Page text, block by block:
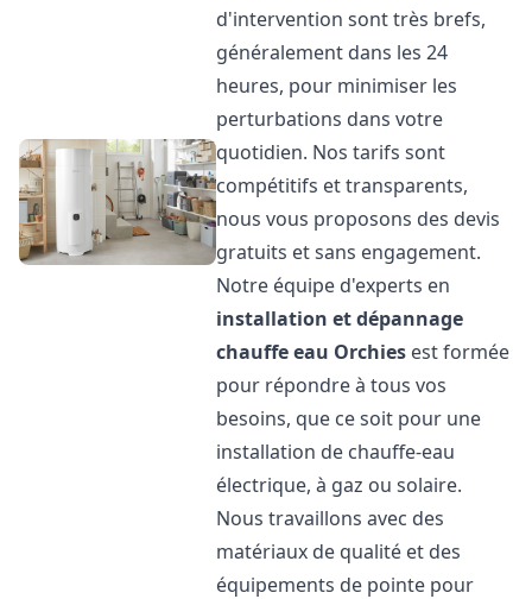
d'intervention sont très brefs,
généralement dans les 24
heures, pour minimiser les
perturbations dans votre
quotidien. Nos tarifs sont
compétitifs et transparents,
nous vous proposons des devis
gratuits et sans engagement.
Notre équipe d'experts en
installation et dépannage
chauffe eau Orchies est formée
pour répondre à tous vos
besoins, que ce soit pour une
installation de chauffe-eau
électrique, à gaz ou solaire.
Nous travaillons avec des
matériaux de qualité et des
équipements de pointe pour